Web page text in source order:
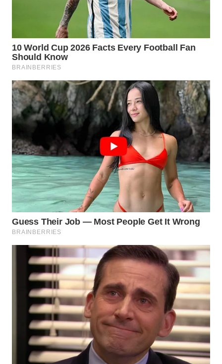
LABUHANBATU
WN
TAPANULI
TENGAH
WN DELI
SERDANG
WN
TEBING
TINGGI
WN
PAKPAK
KARAWANG
WN
BEKASI
WN
BOGOR
WN
DEPOK